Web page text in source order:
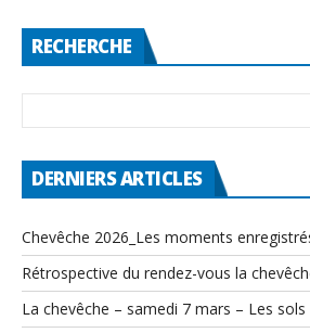
RECHERCHE
DERNIERS ARTICLES
Chevêche 2026_Les moments
Rétrospective du rendez-vous la
La chevêche – samedi 7 mars – Les